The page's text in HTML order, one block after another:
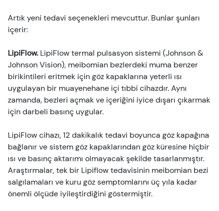
Artık yeni tedavi seçenekleri mevcuttur. Bunlar şunları
içerir:
LipiFlow. LipiFlow termal pulsasyon sistemi (Johnson &
Johnson Vision), meibomian bezlerdeki muma benzer
birikintileri eritmek için göz kapaklarına yeterli ısı
uygulayan bir muayenehane içi tıbbi cihazdır. Aynı
zamanda, bezleri açmak ve içeriğini iyice dışarı çıkarmak
için darbeli basınç uygular.
LipiFlow cihazı, 12 dakikalık tedavi boyunca göz kapağına
bağlanır ve sistem göz kapaklarından göz küresine hiçbir
ısı ve basınç aktarımı olmayacak şekilde tasarlanmıştır.
Araştırmalar, tek bir Lipiflow tedavisinin meibomian bezi
salgılamaları ve kuru göz semptomlarını üç yıla kadar
önemli ölçüde iyileştirdiğini göstermiştir.